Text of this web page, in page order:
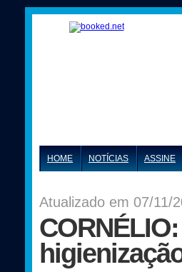
HOME NOTÍCIAS ASSINE
Atualizado em 07/11/